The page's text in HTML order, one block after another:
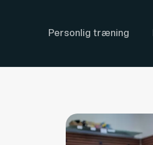
Personlig træning